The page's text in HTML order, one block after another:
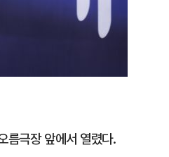
름극장 앞에서 열렸다.